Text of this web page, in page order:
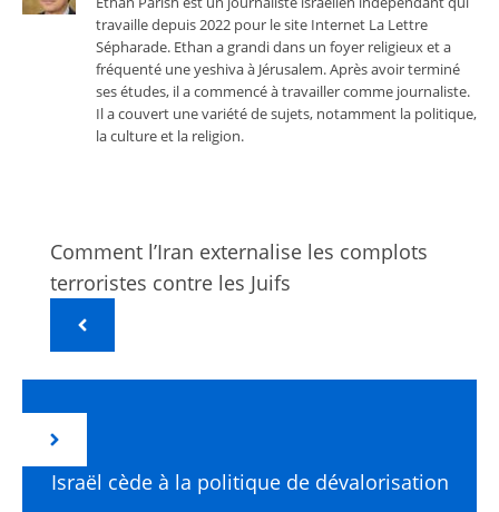
travaille depuis 2022 pour le site Internet La Lettre
Sépharade. Ethan a grandi dans un foyer religieux et a
fréquenté une yeshiva à Jérusalem. Après avoir terminé
ses études, il a commencé à travailler comme journaliste.
Il a couvert une variété de sujets, notamment la politique,
la culture et la religion.
Comment l’Iran externalise les complots
terroristes contre les Juifs
Israël cède à la politique de dévalorisation